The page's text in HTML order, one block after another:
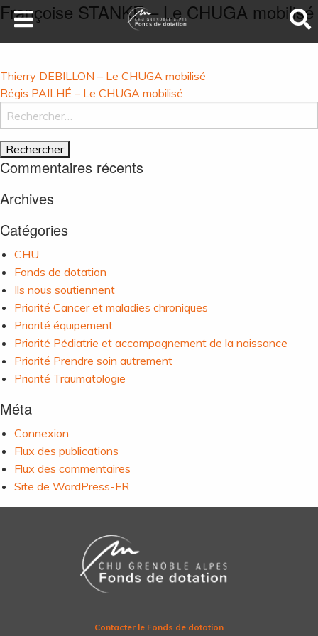
DEVENEZ MÉCÈNES
NOS PROJETS
ILS NOUS SOUTIENNENT
FAIRE UN DON
Françoise STANKE – Le CHUGA mobilisé
Navigation
de
l’article
Thierry DEBILLON – Le CHUGA mobilisé
Régis PAILHÉ – Le CHUGA mobilisé
Rechercher :
Commentaires récents
Archives
Catégories
CHU
Fonds de dotation
Ils nous soutiennent
Priorité Cancer et maladies chroniques
Priorité équipement
Priorité Pédiatrie et accompagnement de la naissance
Priorité Prendre soin autrement
Priorité Traumatologie
Méta
Connexion
Flux des publications
Flux des commentaires
Site de WordPress-FR
Contacter le Fonds de dotation